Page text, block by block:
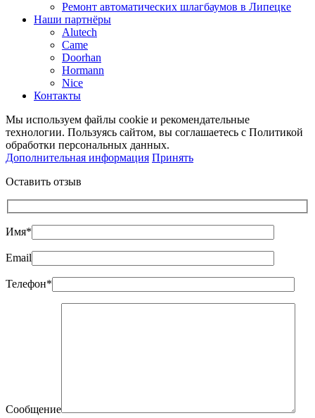
Ремонт автоматических шлагбаумов в Липецке
Наши партнёры
Alutech
Came
Doorhan
Hormann
Nice
Контакты
Мы используем файлы cookie и рекомендательные
технологии. Пользуясь сайтом, вы соглашаетесь с Политикой
обработки персональных данных.
Дополнительная информация Принять
Оставить отзыв
Имя*
Email
Телефон*
Сообщение